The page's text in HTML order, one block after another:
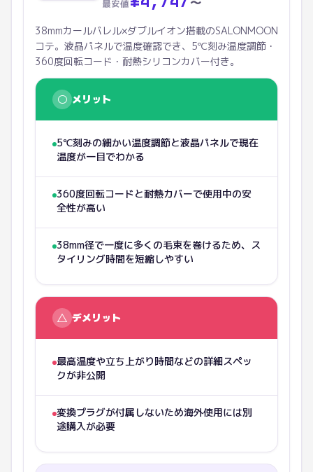
最安値 〜
38mmカールバレル×ダブルイオン搭載のSALONMOON
コテ。液晶パネルで温度確認でき、5℃刻み温度調節・
360度回転コード・耐熱シリコンカバー付き。
○ メリット
5℃刻みの細かい温度調節と液晶パネルで現在
温度が一目でわかる
360度回転コードと耐熱カバーで使用中の安
全性が高い
38mm径で一度に多くの毛束を巻けるため、ス
タイリング時間を短縮しやすい
△ デメリット
最高温度や立ち上がり時間などの詳細スペッ
クが非公開
変換プラグが付属しないため海外使用には別
途購入が必要